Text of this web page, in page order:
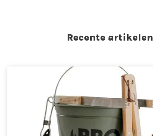
Recente artikelen